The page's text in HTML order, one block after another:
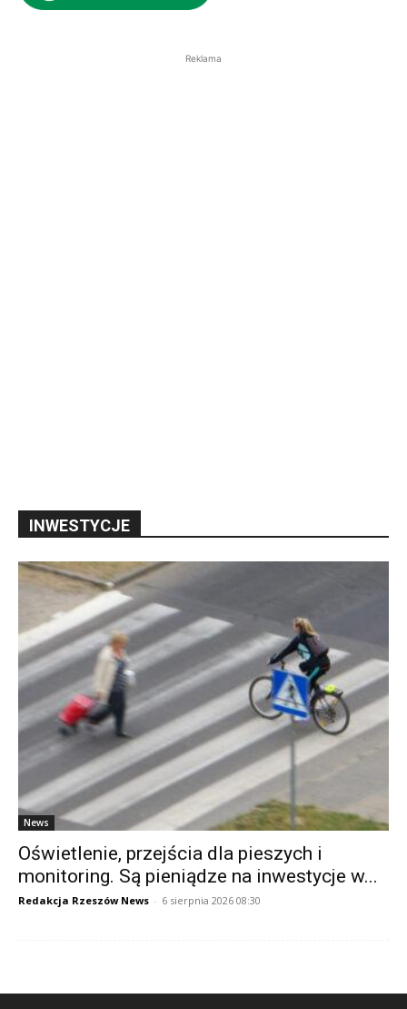
Reklama
INWESTYCJE
News
Oświetlenie, przejścia dla pieszych i
monitoring. Są pieniądze na inwestycje w...
Redakcja Rzeszów News - 6 sierpnia 2026 08:30